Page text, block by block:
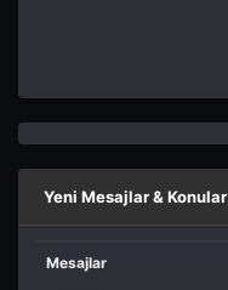
Yeni Mesajlar & Konular
Mesajlar